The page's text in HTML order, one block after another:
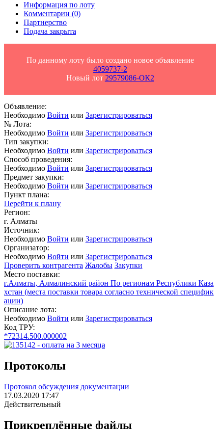
Информация по лоту
Комментарии (0)
Партнерство
Подача закрыта
По данному лоту было создано новое объявление
4059737-2
Новый лот 29579086-ОК2
Объявление:
Необходимо Войти или Зарегистрироваться
№ Лота:
Необходимо Войти или Зарегистрироваться
Тип закупки:
Необходимо Войти или Зарегистрироваться
Способ проведения:
Необходимо Войти или Зарегистрироваться
Предмет закупки:
Необходимо Войти или Зарегистрироваться
Пункт плана:
Перейти к плану
Регион:
г. Алматы
Источник:
Необходимо Войти или Зарегистрироваться
Организатор:
Необходимо Войти или Зарегистрироваться
Проверить контрагента Жалобы Закупки
Место поставки:
г.Алматы, Алмалинский район По регионам Республики Каза
хстан (места поставки товара согласно технической специфик
ации)
Описание лота:
Необходимо Войти или Зарегистрироваться
Код ТРУ:
*72314.500.000002
Протоколы
Протокол обсуждения документации
17.03.2020 17:47
Действительный
Прикреплённые файлы